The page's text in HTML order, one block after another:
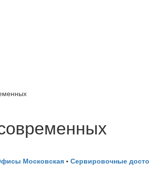
Московская• Сервировочные